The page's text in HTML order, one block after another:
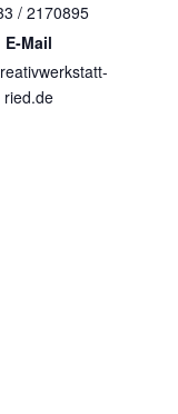
/ 2170895
E-Mail
ried.de